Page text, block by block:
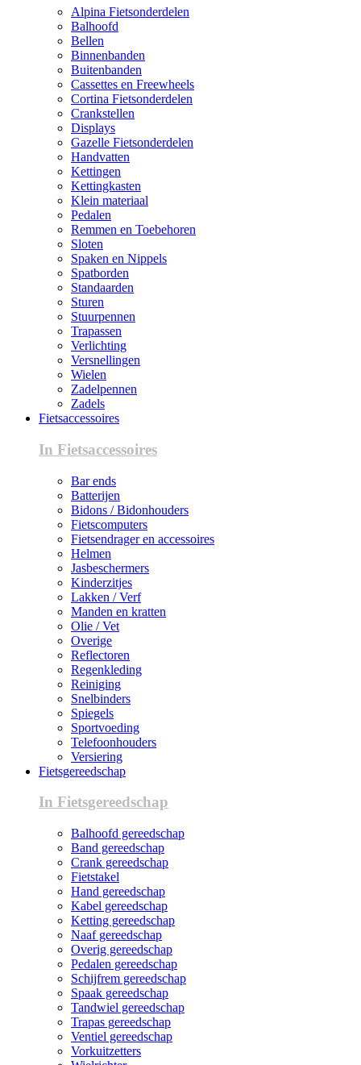
Alpina Fietsonderdelen
Balhoofd
Bellen
Binnenbanden
Buitenbanden
Cassettes en Freewheels
Cortina Fietsonderdelen
Crankstellen
Displays
Gazelle Fietsonderdelen
Handvatten
Kettingen
Kettingkasten
Klein materiaal
Pedalen
Remmen en Toebehoren
Sloten
Spaken en Nippels
Spatborden
Standaarden
Sturen
Stuurpennen
Trapassen
Verlichting
Versnellingen
Wielen
Zadelpennen
Zadels
Fietsaccessoires
In Fietsaccessoires
Bar ends
Batterijen
Bidons / Bidonhouders
Fietscomputers
Fietsendrager en accessoires
Helmen
Jasbeschermers
Kinderzitjes
Lakken / Verf
Manden en kratten
Olie / Vet
Overige
Reflectoren
Regenkleding
Reiniging
Snelbinders
Spiegels
Sportvoeding
Telefoonhouders
Versiering
Fietsgereedschap
In Fietsgereedschap
Balhoofd gereedschap
Band gereedschap
Crank gereedschap
Fietstakel
Hand gereedschap
Kabel gereedschap
Ketting gereedschap
Naaf gereedschap
Overig gereedschap
Pedalen gereedschap
Schijfrem gereedschap
Spaak gereedschap
Tandwiel gereedschap
Trapas gereedschap
Ventiel gereedschap
Vorkuitzetters